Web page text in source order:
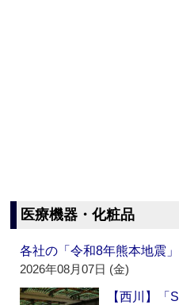
医療機器・化粧品
各社の「令和8年熊本地震
2026年08月07日 (金)
【西川】「